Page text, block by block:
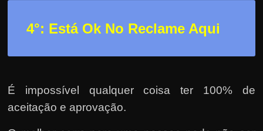
4°: Está Ok No Reclame Aqui
É impossível qualquer coisa ter 100% de
aceitação e aprovação.